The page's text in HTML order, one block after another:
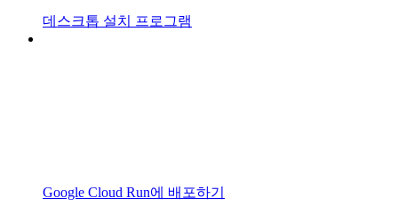
데스크톱 설치 프로그램
Google Cloud Run에 배포하기